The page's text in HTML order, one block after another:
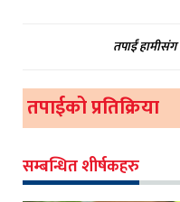
तपाईं हामीसंग
तपाईको प्रतिक्रिया
सम्बन्धित शीर्षकहरु